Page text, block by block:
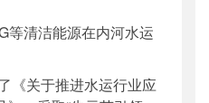
等清洁能源在内河水运
《关于推进水运行业应